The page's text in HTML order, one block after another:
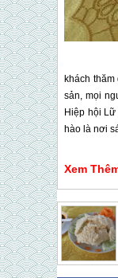
khách
sản, mọi
Hiệp hội
hào là nơi
Xem